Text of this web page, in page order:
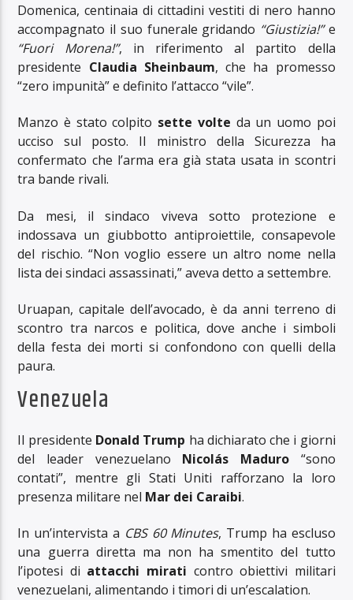
Domenica, centinaia di cittadini vestiti di nero hanno
accompagnato il suo funerale gridando “Giustizia!”e
“Fuori Morena!”, in riferimento al partito della
presidente Claudia Sheinbaum, che ha promesso
“zero impunità” e definito l’attacco “vile”.
Manzo è stato colpito sette volte da un uomo poi
ucciso sul posto. Il ministro della Sicurezza ha
confermato che l’arma era già stata usata in scontri
tra bande rivali.
Da mesi, il sindaco viveva sotto protezione e
indossava un giubbotto antiproiettile, consapevole
del rischio. “Non voglio essere un altro nome nella
lista dei sindaci assassinati,” aveva detto a settembre.
Uruapan, capitale dell’avocado, è da anni terreno di
scontro tra narcos e politica, dove anche i simboli
della festa dei morti si confondono con quelli della
paura.
Venezuela
Il presidente Donald Trump ha dichiarato che i giorni
del leader venezuelano Nicolás Maduro“sono
contati”, mentre gli Stati Uniti rafforzano la loro
presenza militare nel Mar dei Caraibi.
In un’intervista a CBS 60 Minutes, Trump ha escluso
una guerra diretta ma non ha smentito del tutto
l’ipotesi di attacchi mirati contro obiettivi militari
venezuelani, alimentando i timori di un’escalation.